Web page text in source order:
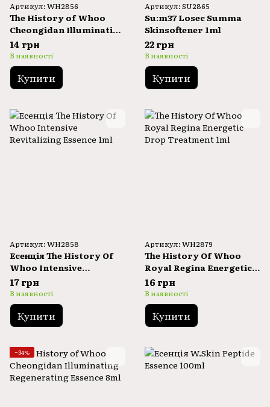
Артикул: WH2856
The History of Whoo
Cheongidan Illuminating
Regenerating Essence
1ml
14 грн
В наявності
Купити
Артикул: SU2865
Su:m37 Losec Summa
Skinsoftener 1ml
22 грн
В наявності
Купити
Артикул: WH2858
Есенція The History Of
Whoo Intensive
Revitalizing Essence 1ml
17 грн
В наявності
Купити
Артикул: WH2879
The History Of Whoo
Royal Regina Energetic
Drop Treatment 1ml
16 грн
В наявності
Купити
−34%